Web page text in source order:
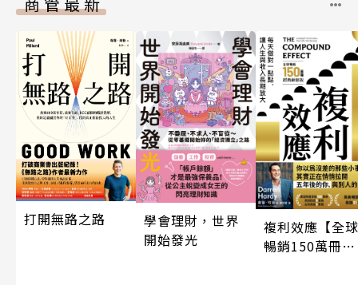
打開無路之路
學會理財，世界
開始發光
複利效應【全球
暢銷150萬冊・